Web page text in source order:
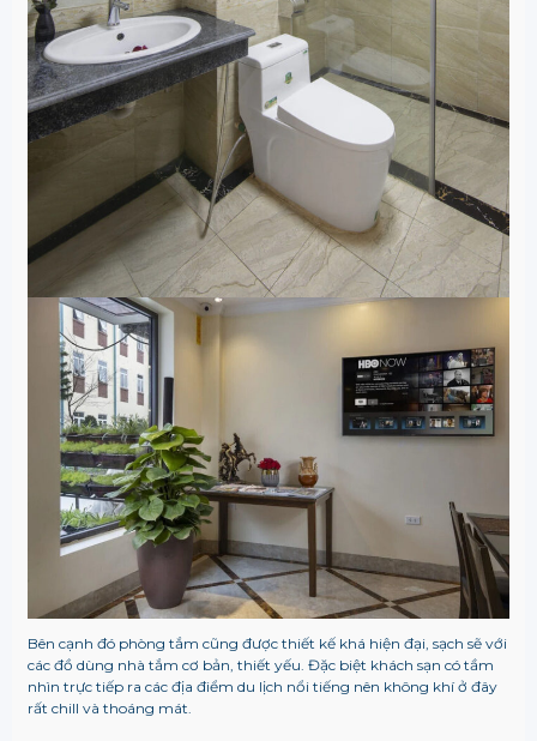
Bên cạnh đó phòng tắm cũng được thiết kế khá hiện đại, sạch sẽ với
các đồ dùng nhà tắm cơ bản, thiết yếu. Đặc biệt khách sạn có tầm
nhìn trực tiếp ra các địa điểm du lịch nổi tiếng nên không khí ở đây
rất chill và thoáng mát.